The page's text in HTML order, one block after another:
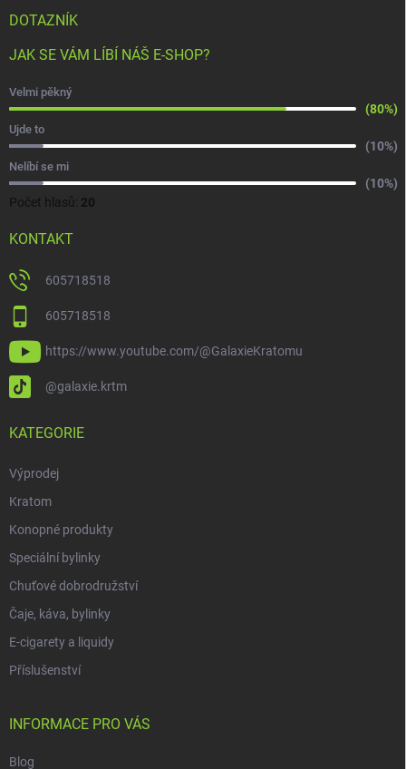
DOTAZNÍK
JAK SE VÁM LÍBÍ NÁŠ E-SHOP?
Velmi pěkný
(80%)
Ujde to
(10%)
Nelíbí se mi
(10%)
Počet hlasů: 20
KONTAKT
605718518
605718518
https://www.youtube.com/@GalaxieKratomu
@galaxie.krtm
KATEGORIE
Výprodej
Kratom
Konopné produkty
Speciální bylinky
Chuťové dobrodružství
Čaje, káva, bylinky
E-cigarety a liquidy
Příslušenství
INFORMACE PRO VÁS
Blog